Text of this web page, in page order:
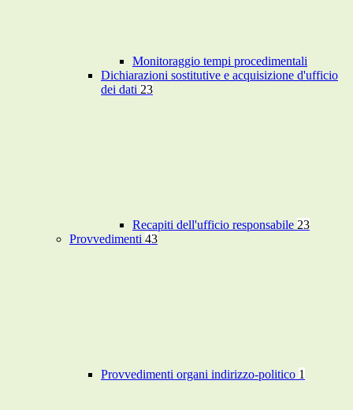
Monitoraggio tempi procedimentali
Dichiarazioni sostitutive e acquisizione d'ufficio
dei dati 23
Recapiti dell'ufficio responsabile 23
Provvedimenti 43
Provvedimenti organi indirizzo-politico 1